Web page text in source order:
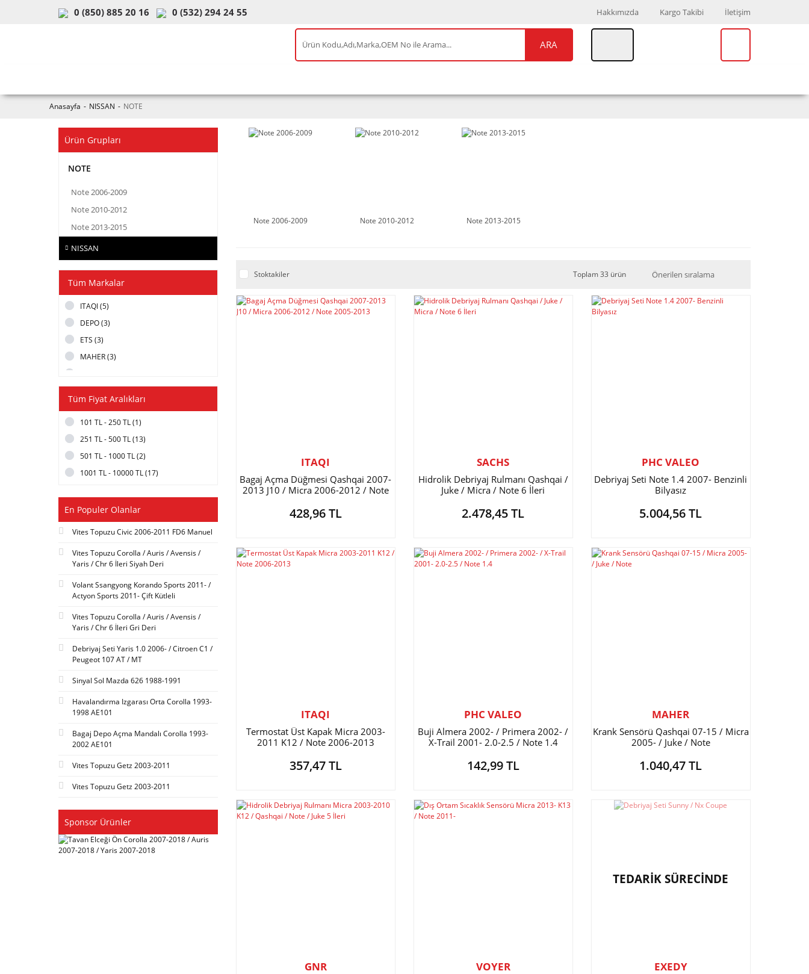
0 (850) 885 20 16 0 (532) 294 24 55 Hakkımızda Kargo Takibi İletişim
ARA
Anasayfa NISSAN NOTE
Ürün Grupları
NOTE
Note 2006-2009
Note 2010-2012
Note 2013-2015
NISSAN
Tüm Markalar
ITAQI (5)
DEPO (3)
ETS (3)
MAHER (3)
PHC VALEO (2)
SBP (2)
VOYER (2)
BLUEPRİNT (1)
ELECTROTECH (1)
MATSUBA (1)
NGK (1)
SAKURA (1)
VALEO (1)
Tüm Fiyat Aralıkları
101 TL - 250 TL (1)
251 TL - 500 TL (13)
501 TL - 1000 TL (2)
1001 TL - 10000 TL (17)
En Populer Olanlar
Vites Topuzu Civic 2006-2011 FD6 Manuel
Vites Topuzu Corolla / Auris / Avensis /
Yaris / Chr 6 İleri Siyah Deri
Volant Ssangyong Korando Sports 2011- /
Actyon Sports 2011- Çift Kütleli
Vites Topuzu Corolla / Auris / Avensis /
Yaris / Chr 6 İleri Gri Deri
Debriyaj Seti Yaris 1.0 2006- / Citroen C1 /
Peugeot 107 AT / MT
Sinyal Sol Mazda 626 1988-1991
Havalandırma Izgarası Orta Corolla 1993-
1998 AE101
Bagaj Depo Açma Mandalı Corolla 1993-
2002 AE101
Vites Topuzu Getz 2003-2011
Vites Topuzu Getz 2003-2011
Sponsor Ürünler
Note 2006-2009 Note 2010-2012 Note 2013-2015
Stoktakiler Toplam 33 ürün
ITAQI
Bagaj Açma Düğmesi Qashqai 2007-
2013 J10 / Micra 2006-2012 / Note
428,96 TL
SACHS
Hidrolik Debriyaj Rulmanı Qashqai /
Juke / Micra / Note 6 İleri
2.478,45 TL
PHC VALEO
Debriyaj Seti Note 1.4 2007- Benzinli
Bilyasız
5.004,56 TL
ITAQI
Termostat Üst Kapak Micra 2003-
2011 K12 / Note 2006-2013
357,47 TL
PHC VALEO
Buji Almera 2002- / Primera 2002- /
X-Trail 2001- 2.0-2.5 / Note 1.4
142,99 TL
MAHER
Krank Sensörü Qashqai 07-15 / Micra
2005- / Juke / Note
1.040,47 TL
GNR VOYER
TEDARİK SÜRECİNDE
EXEDY